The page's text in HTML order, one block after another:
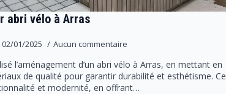
abri vélo à Arras
02/01/2025 Aucun commentaire
l’aménagement d’un abri vélo à Arras, en mettant en
de qualité pour garantir durabilité et esthétisme. Ce
et modernité, en offrant…